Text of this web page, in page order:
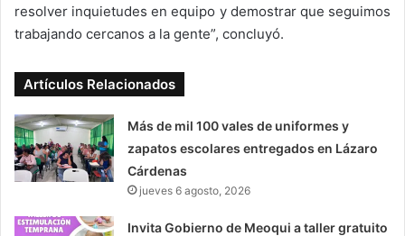
resolver inquietudes en equipo y demostrar que seguimos
trabajando cercanos a la gente”, concluyó.
Artículos Relacionados
Más de mil 100 vales de uniformes y
zapatos escolares entregados en Lázaro
Cárdenas
jueves 6 agosto, 2026
Invita Gobierno de Meoqui a taller gratuito